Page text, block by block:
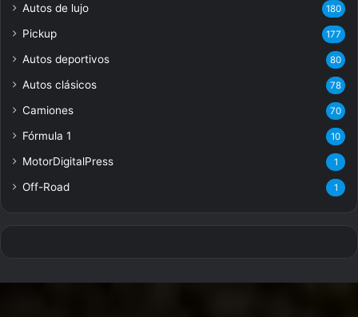
Autos de lujo 180
Pickup 177
Autos deportivos 80
Autos clásicos 78
Camiones 70
Fórmula 1 10
MotorDigitalPress 1
Off-Road 1